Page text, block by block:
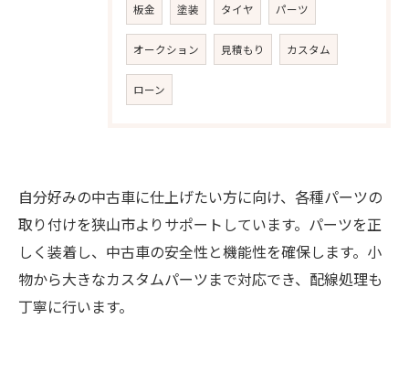
板金 塗装 タイヤ パーツ
オークション 見積もり カスタム
ローン
自分好みの中古車に仕上げたい方に向け、各種パーツの
取り付けを狭山市よりサポートしています。パーツを正
しく装着し、中古車の安全性と機能性を確保します。小
物から大きなカスタムパーツまで対応でき、配線処理も
丁寧に行います。
お問い合わせはこちら